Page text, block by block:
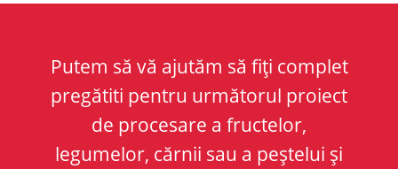
Putem să vă ajutăm să fiți complet
pregătiti pentru următorul proiect
de procesare a fructelor,
legumelor, cărnii sau a peștelui și